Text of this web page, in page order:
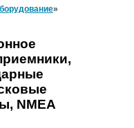
»
NMEA